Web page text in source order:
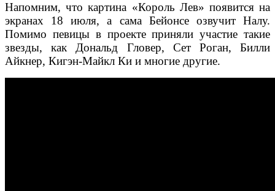
Напомним, что картина «Король Лев» появится на
экранах 18 июля, а сама Бейонсе озвучит Налу.
Помимо певицы в проекте приняли участие такие
звезды, как Дональд Гловер, Сет Роган, Билли
Айкнер, Кигэн-Майкл Ки и многие другие.